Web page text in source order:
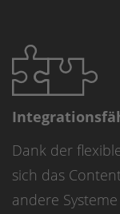
Dank der
sich das
andere